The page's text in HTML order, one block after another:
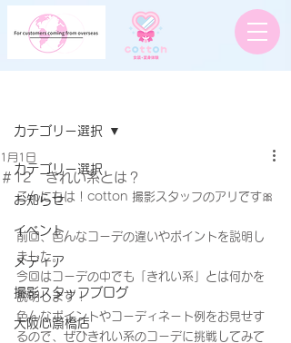
カテゴリー選択
お知らせ
イベント
メディア
撮影スタッフブログ
大阪心斎橋店
カテゴリー選択
＃12 きれい系とは？
1月1日
こんにちは！cotton 撮影スタッフのアリです🎀
前回、色んなコーデの違いやポイントを説明し
ました。
今回はコーデの中でも「きれい系」とは何かを
説明します！
色んなポイントやコーディネート例をお見せす
るので、ぜひきれい系のコーデに挑戦してみて